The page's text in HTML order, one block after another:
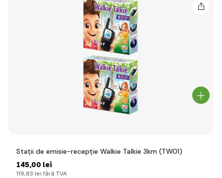
Stații de emisie-recepție Walkie Talkie 3km (TW01)
145,00 lei
119,83 lei fără TVA